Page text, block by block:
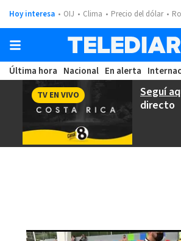
Hoy interesa OIJ Clima Precio del dólar
Última hora Nacional En alerta
Seguí
directo
TV EN VIVO